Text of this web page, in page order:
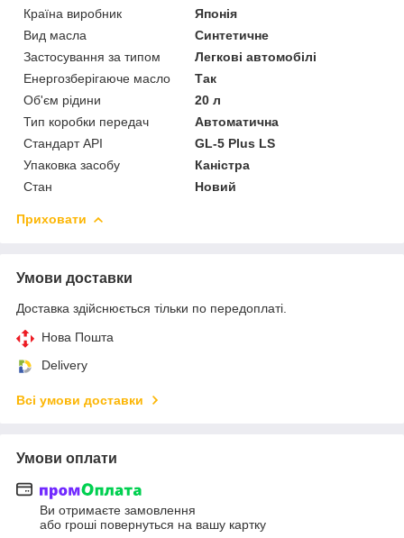
Країна виробник
Японія
Вид масла
Синтетичне
Застосування за типом
Легкові автомобілі
Енергозберігаюче масло
Так
Об'єм рідини
20 л
Тип коробки передач
Автоматична
Стандарт API
GL-5 Plus LS
Упаковка засобу
Каністра
Стан
Новий
Приховати
Умови доставки
Доставка здійснюється тільки по передоплаті.
Нова Пошта
Delivery
Всі умови доставки
Умови оплати
Ви отримаєте замовлення
або гроші повернуться на вашу картку